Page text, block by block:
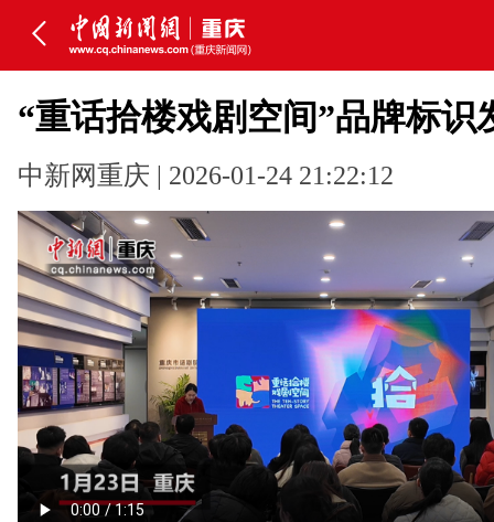
“重话拾楼戏剧空间”品牌标识
中新网重庆 | 2026-01-24 21:22:12